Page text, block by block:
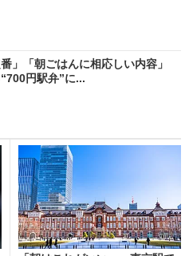
」「朝ごはんに相応しい内容」
円駅弁”に...